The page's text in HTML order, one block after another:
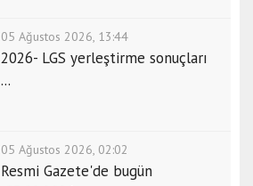
05 Ağustos 2026, 13:44
2026- LGS yerleştirme sonuçları
...
05 Ağustos 2026, 02:02
Resmi Gazete'de bugün